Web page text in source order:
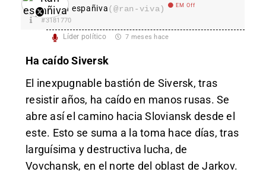
Ran españiva(@ran-viva) EM Off
#3181770
Líder político 7 meses hace
Ha caído Siversk
El inexpugnable bastión de Siversk, tras
resistir años, ha caído en manos rusas. Se
abre así el camino hacia Sloviansk desde el
este. Esto se suma a la toma hace días, tras
larguísima y destructiva lucha, de
Vovchansk, en el norte del oblast de Jarkov.